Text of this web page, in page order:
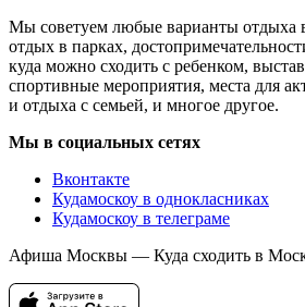
Мы советуем любые варианты
отдых в парках,
куда можно сходить с ребенком,
спортивные мероприятия, места для
и отдыха с семьей, и многое другое.
Мы в социальных сетях
Вконтакте
Кудамоскоу в однокласниках
Кудамоскоу в телеграме
Афиша Москвы — Куда сходить в